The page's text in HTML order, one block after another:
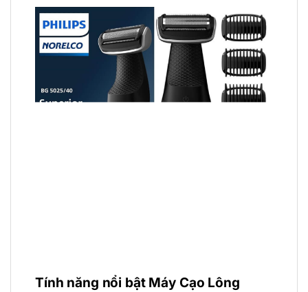
Tính năng nổi bật Máy Cạo Lông